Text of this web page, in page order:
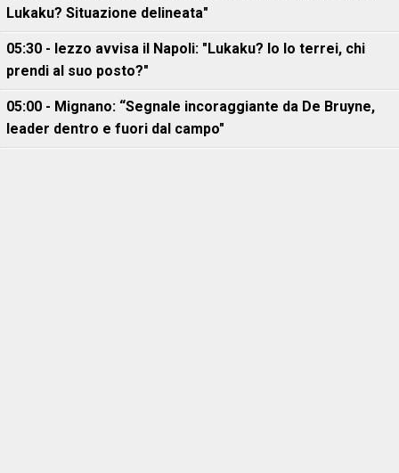
Lukaku? Situazione delineata"
05:30 - Iezzo avvisa il Napoli: "Lukaku? Io lo terrei, chi
prendi al suo posto?"
05:00 - Mignano: “Segnale incoraggiante da De Bruyne,
leader dentro e fuori dal campo"